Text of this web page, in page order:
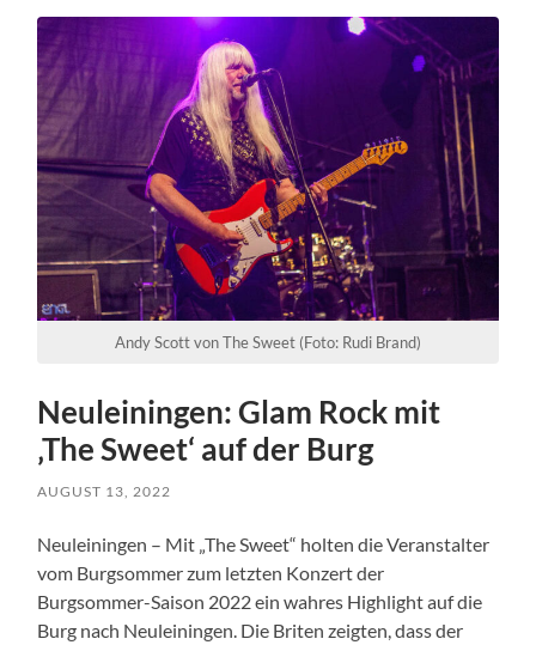
Andy Scott von The Sweet (Foto: Rudi Brand)
Neuleiningen: Glam Rock mit
‚The Sweet‘ auf der Burg
AUGUST 13, 2022
Neuleiningen – Mit „The Sweet“ holten die Veranstalter
vom Burgsommer zum letzten Konzert der
Burgsommer-Saison 2022 ein wahres Highlight auf die
Burg nach Neuleiningen. Die Briten zeigten, dass der